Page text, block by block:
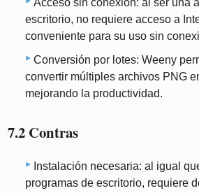
Acceso sin conexión: al ser una
escritorio, no requiere acceso a
conveniente para su uso sin
Conversión por lotes: Weeny
convertir múltiples archivos PNG
mejorando la productividad.
7.2 Contras
Instalación necesaria: al igual
programas de escritorio, requiere